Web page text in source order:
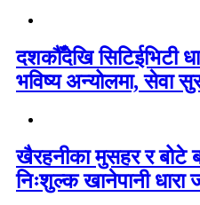
दशकौँदेखि सिटिईभिटी
भविष्य अन्योलमा, सेवा
खैरहनीका मुसहर र बोटे
निःशुल्क खानेपानी धारा